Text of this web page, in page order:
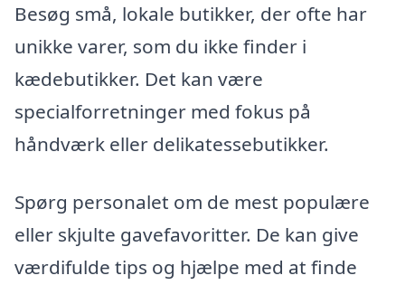
Besøg små, lokale butikker, der ofte har
unikke varer, som du ikke finder i
kædebutikker. Det kan være
specialforretninger med fokus på
håndværk eller delikatessebutikker.
Spørg personalet om de mest populære
eller skjulte gavefavoritter. De kan give
værdifulde tips og hjælpe med at finde